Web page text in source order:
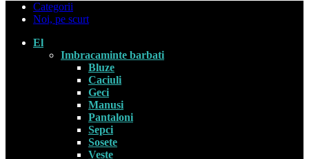
Categorii
Noi, pe scurt
El
Imbracaminte barbati
Bluze
Caciuli
Geci
Manusi
Pantaloni
Sepci
Sosete
Veste